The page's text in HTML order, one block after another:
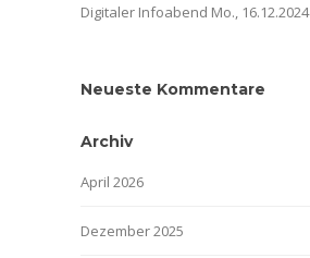
Digitaler Infoabend Mo., 16.12.2024
Neueste Kommentare
Archiv
April 2026
Dezember 2025